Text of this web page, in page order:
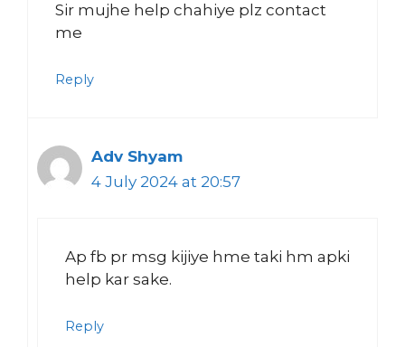
Sir mujhe help chahiye plz contact
me
Reply
Adv Shyam
4 July 2024 at 20:57
Ap fb pr msg kijiye hme taki hm apki
help kar sake.
Reply